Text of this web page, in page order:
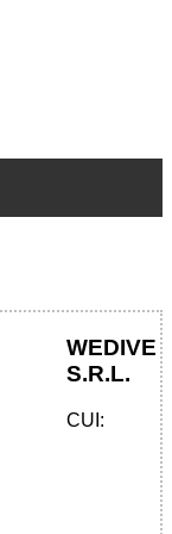
WEDIVE
S.R.L.
CUI: